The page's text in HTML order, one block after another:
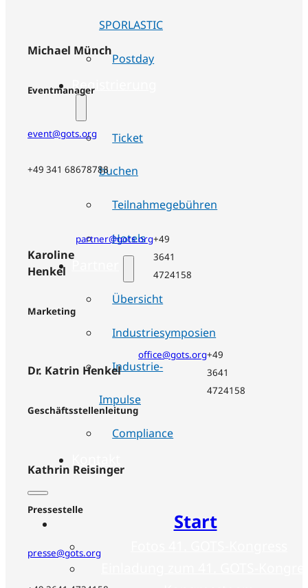
SPORLASTIC
Postday
Registrierung
Ticket
buchen
Teilnahmegebühren
Hotels
Partner
Übersicht
Industriesymposien
Industrie-
Impulse
Compliance
Start
Michael Münch
Eventmanager
event@gots.org
+49 341 68678788
Karoline
Henkel
Marketing
partner@gots.org+49
3641
4724158
Dr. Katrin Henkel
Geschäftsstellenleitung
office@gots.org+49
3641
4724158
Kathrin Reisinger
Pressestelle
presse@gots.org